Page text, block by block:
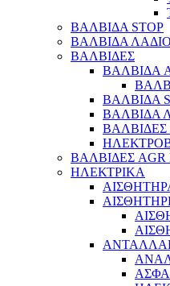
ΒΑΛΒΙΔΑ STOP
ΒΑΛΒΙΔΑ
ΒΑΛΒΙΔΕΣ
ΒΑΛΒΙΔΑ
ΒΑΛΒΙΔΑ
ΒΑΛΒΙΔΑ
ΒΑΛΒΙΔΕΣ
ΒΑΛΒΙΔΕΣ
ΗΛΕΚΤΡΙΚΑ